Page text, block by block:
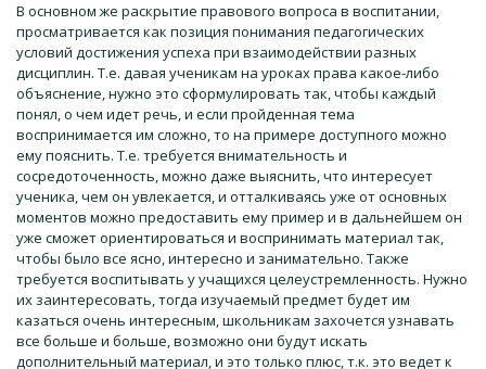
В основном же раскрытие правового вопроса в воспитании,
просматривается как позиция понимания педагогических
условий достижения успеха при взаимодействии разных
дисциплин. Т.е. давая ученикам на уроках права какое-либо
объяснение, нужно это сформулировать так, чтобы каждый
понял, о чем идет речь, и если пройденная тема
воспринимается им сложно, то на примере доступного можно
ему пояснить. Т.е. требуется внимательность и
сосредоточенность, можно даже выяснить, что интересует
ученика, чем он увлекается, и отталкиваясь уже от основных
моментов можно предоставить ему пример и в дальнейшем он
уже сможет ориентироваться и воспринимать материал так,
чтобы было все ясно, интересно и занимательно. Также
требуется воспитывать у учащихся целеустремленность. Нужно
их заинтересовать, тогда изучаемый предмет будет им
казаться очень интересным, школьникам захочется узнавать
все больше и больше, возможно они будут искать
дополнительный материал, и это только плюс, т.к. это ведет к